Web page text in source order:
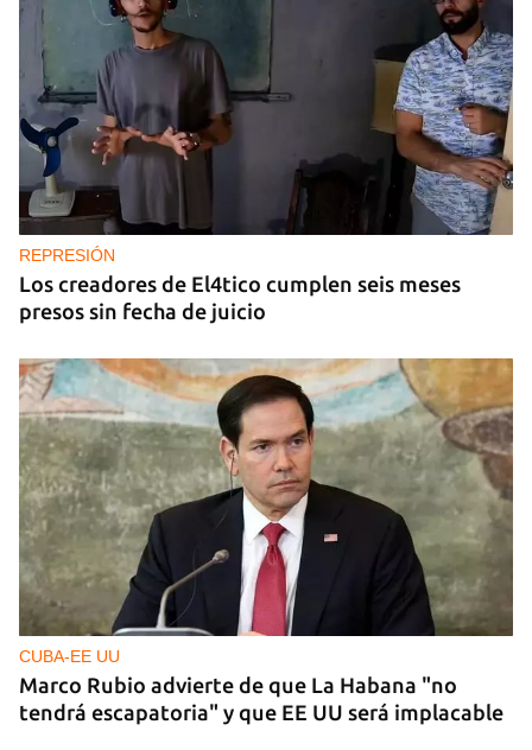
REPRESIÓN
Los creadores de El4tico cumplen seis meses
presos sin fecha de juicio
CUBA-EE UU
Marco Rubio advierte de que La Habana "no
tendrá escapatoria" y que EE UU será implacable